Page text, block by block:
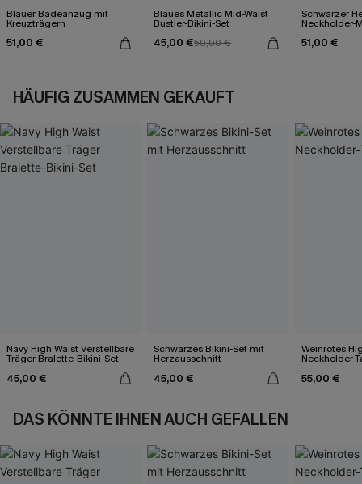
Blauer Badeanzug mit
Kreuzträgern
51,00 €
Blaues Metallic Mid-Waist
Bustier-Bikini-Set
45,00 €50,00 €
Schwarzer
Neckholder-
51,00 €
HÄUFIG ZUSAMMEN GEKAUFT
Navy High Waist Verstellbare
Träger Bralette-Bikini-Set
45,00 €
Schwarzes Bikini-Set mit
Herzausschnitt
45,00 €
Weinrotes
Neckholder-
55,00 €
DAS KÖNNTE IHNEN AUCH GEFALLEN